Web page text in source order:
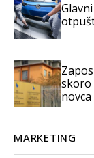
skoro
novca
MARKETING